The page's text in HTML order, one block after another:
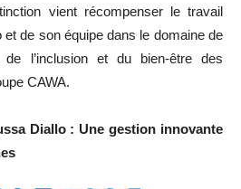
vient récompenser le travail
de son équipe dans le domaine de
l’inclusion et du bien-être des
CAWA.
Diallo : Une gestion innovante